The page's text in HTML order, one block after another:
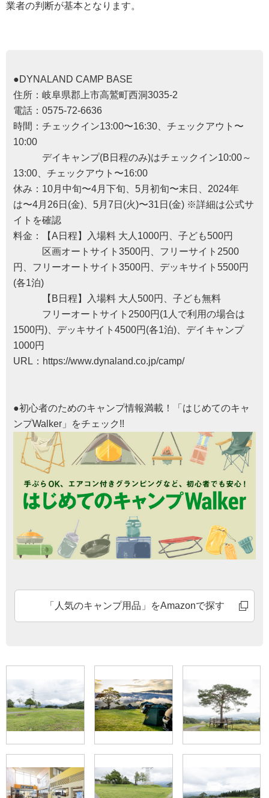
業者の判断が基本となります。
●DYNALAND CAMP BASE
住所：岐阜県郡上市高鷲町西洞3035-2
電話：0575-72-6636
時間：チェックイン13:00〜16:30、チェックアウト〜
10:00
デイキャンプ(B日程のみ)はチェックイン10:00～
13:00、チェックアウト〜16:00
休み：10月中旬〜4月下旬、5月初旬〜末日、2024年
は〜4月26日(金)、5月7日(火)〜31日(金) ※詳細は公式サ
イトを確認
料金：【A日程】入場料 大人1000円、子ども500円
区画オートサイト3500円、フリーサイト2500
円、フリーオートサイト3500円、デッキサイト5500円
(各1泊)
【B日程】入場料 大人500円、子ども無料
フリーオートサイト2500円(1人で利用の場合は
1500円)、デッキサイト4500円(各1泊)、デイキャンプ
1000円
URL： https://www.dynaland.co.jp/camp/
●初心者のためのキャンプ情報満載！「はじめてのキャ
ンプWalker」をチェック!!
「人気のキャンプ用品」をAmazonで探す